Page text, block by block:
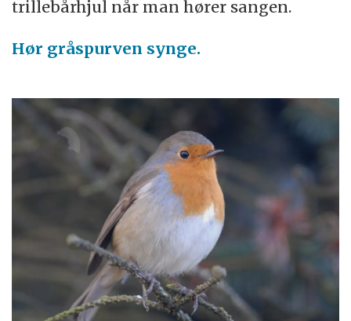
trillebårhjul når man hører sangen.
Hør gråspurven synge.